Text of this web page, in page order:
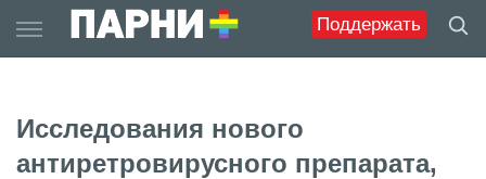
Поддержать
to
Исследования нового
антиретровирусного препарата,